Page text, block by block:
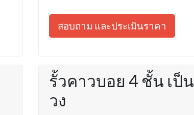
สอบถาม และประเมินราคา
รั้วคาวบอย 4 ชั้น เป็น
วง